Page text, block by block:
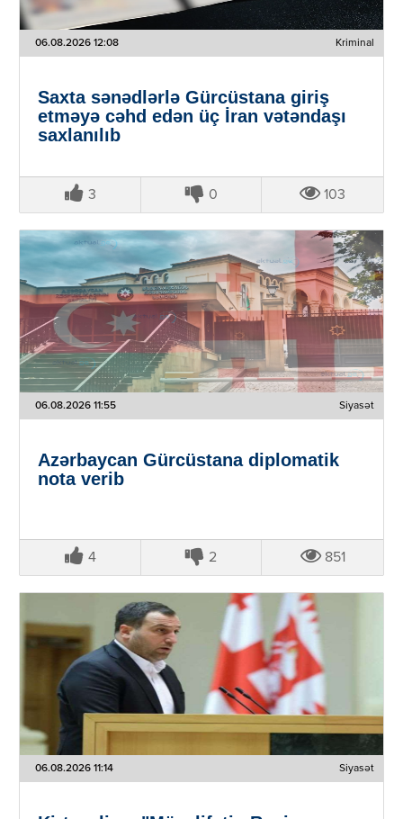
06.08.2026 12:08 Kriminal
Saxta sənədlərlə Gürcüstana giriş
etməyə cəhd edən üç İran vətəndaşı
saxlanılıb
3 0 103
06.08.2026 11:55 Siyasət
Azərbaycan Gürcüstana diplomatik
nota verib
4 2 851
06.08.2026 11:14 Siyasət